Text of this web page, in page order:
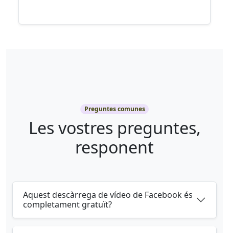
Preguntes comunes
Les vostres preguntes,
responent
Aquest descàrrega de vídeo de Facebook és
completament gratuït?